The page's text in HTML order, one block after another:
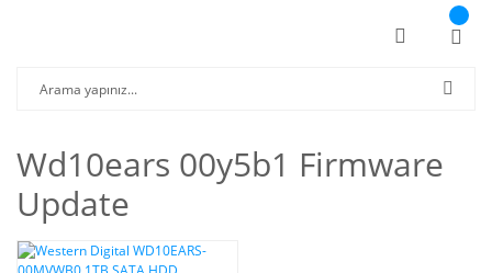
Wd10ears 00y5b1 Firmware
Update